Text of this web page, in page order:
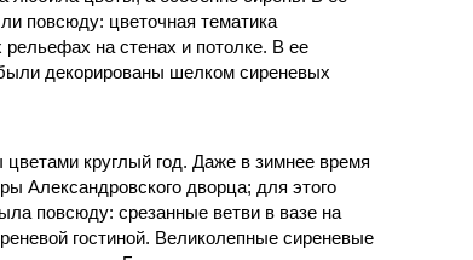
повсюду: цветочная тематика
на стенах и потолке. В ее
декорированы шелком сиреневых
круглый год. Даже в зимнее время
Александровского дворца; для этого
повсюду: срезанные ветви в вазе на
гостиной. Великолепные сиреневые